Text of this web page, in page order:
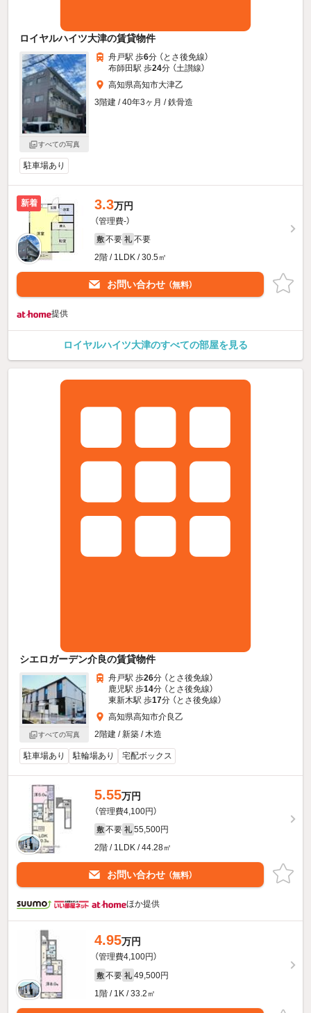
ロイヤルハイツ大津の賃貸物件
すべての写真
舟戸駅 歩6分 （とさ後免線）
布師田駅 歩24分 （土讃線）
高知県高知市大津乙
3階建 / 40年3ヶ月 / 鉄骨造
駐車場あり
新着 3.3万円
（管理費-）
敷 不要 礼 不要
2階 / 1LDK / 30.5㎡
お問い合わせ （無料）
提供
ロイヤルハイツ大津のすべての部屋を見る
シエロガーデン介良の賃貸物件
すべての写真
舟戸駅 歩26分 （とさ後免線）
鹿児駅 歩14分 （とさ後免線）
東新木駅 歩17分 （とさ後免線）
高知県高知市介良乙
2階建 / 新築 / 木造
駐車場あり 駐輪場あり 宅配ボックス
5.55万円
（管理費4,100円）
敷 不要 礼 55,500円
2階 / 1LDK / 44.28㎡
お問い合わせ （無料）
ほか提供
4.95万円
（管理費4,100円）
敷 不要 礼 49,500円
1階 / 1K / 33.2㎡